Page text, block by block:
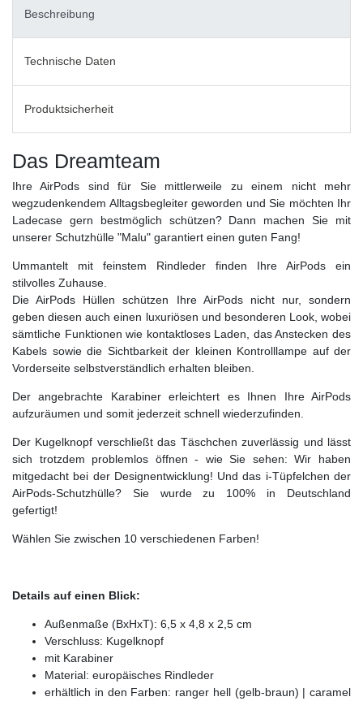
Beschreibung
Technische Daten
Produktsicherheit
Das Dreamteam
Ihre AirPods sind für Sie mittlerweile zu einem nicht mehr
wegzudenkendem Alltagsbegleiter geworden und Sie möchten Ihr
Ladecase gern bestmöglich schützen? Dann machen Sie mit
unserer Schutzhülle "Malu" garantiert einen guten Fang!
Ummantelt mit feinstem Rindleder finden Ihre AirPods ein
stilvolles Zuhause.
Die AirPods Hüllen schützen Ihre AirPods nicht nur, sondern
geben diesen auch einen luxuriösen und besonderen Look, wobei
sämtliche Funktionen wie kontaktloses Laden, das Anstecken des
Kabels sowie die Sichtbarkeit der kleinen Kontrolllampe auf der
Vorderseite selbstverständlich erhalten bleiben.
Der angebrachte Karabiner erleichtert es Ihnen Ihre AirPods
aufzuräumen und somit jederzeit schnell wiederzufinden.
Der Kugelknopf verschließt das Täschchen zuverlässig und lässt
sich trotzdem problemlos öffnen - wie Sie sehen: Wir haben
mitgedacht bei der Designentwicklung! Und das i-Tüpfelchen der
AirPods-Schutzhülle? Sie wurde zu 100% in Deutschland
gefertigt!
Wählen Sie zwischen 10 verschiedenen Farben!
Details auf einen Blick:
Außenmaße (BxHxT): 6,5 x 4,8 x 2,5 cm
Verschluss: Kugelknopf
mit Karabiner
Material: europäisches Rindleder
erhältlich in den Farben: ranger hell (gelb-braun) | caramel